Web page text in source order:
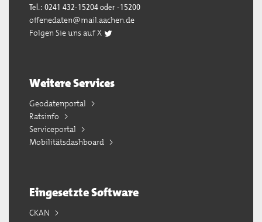
Tel.: 0241 432-15204 oder -15200
offenedaten@mail.aachen.de
Folgen Sie uns auf X
Weitere Services
Geodatenportal
Ratsinfo
Serviceportal
Mobilitätsdashboard
Eingesetzte Software
CKAN